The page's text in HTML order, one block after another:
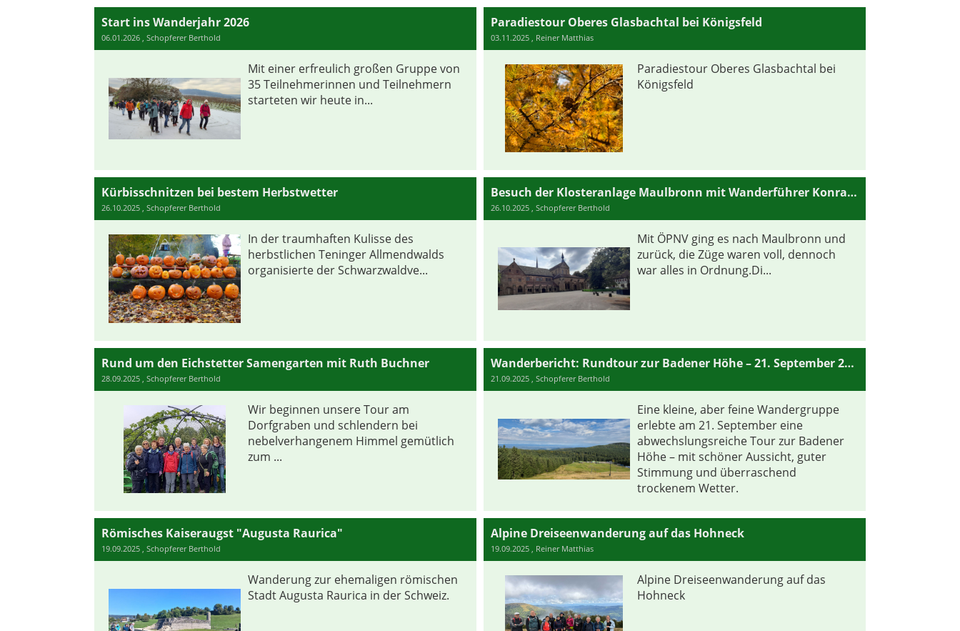
Start ins Wanderjahr 2026
06.01.2026 , Schopferer Berthold
Mit einer erfreulich großen Gruppe von
35 Teilnehmerinnen und Teilnehmern
starteten wir heute in...
Paradiestour Oberes Glasbachtal bei Königsfeld
03.11.2025, Reiner Matthias
Paradiestour Oberes Glasbachtal bei
Königsfeld
Kürbisschnitzen bei bestem Herbstwetter
26.10.2025 , Schopferer Berthold
In der traumhaften Kulisse des
herbstlichen Teninger Allmendwalds
organisierte der Schwarzwaldve...
Besuch der Klosteranlage Maulbronn mit Wanderführer Konrad Ganz.
26.10.2025, Schopferer Berthold
Mit ÖPNV ging es nach Maulbronn und
zurück, die Züge waren voll, dennoch
war alles in Ordnung.Di...
Rund um den Eichstetter Samengarten mit Ruth Buchner
28.09.2025 , Schopferer Berthold
Wir beginnen unsere Tour am
Dorfgraben und schlendern bei
nebelverhangenem Himmel gemütlich
zum ...
Wanderbericht: Rundtour zur Badener Höhe – 21. September 2025
21.09.2025, Schopferer Berthold
Eine kleine, aber feine Wandergruppe
erlebte am 21. September eine
abwechslungsreiche Tour zur Badener
Höhe – mit schöner Aussicht, guter
Stimmung und überraschend
trockenem Wetter.
Römisches Kaiseraugst "Augusta Raurica"
19.09.2025 , Schopferer Berthold
Wanderung zur ehemaligen römischen
Stadt Augusta Raurica in der Schweiz.
Alpine Dreiseenwanderung auf das Hohneck
19.09.2025, Reiner Matthias
Alpine Dreiseenwanderung auf das
Hohneck